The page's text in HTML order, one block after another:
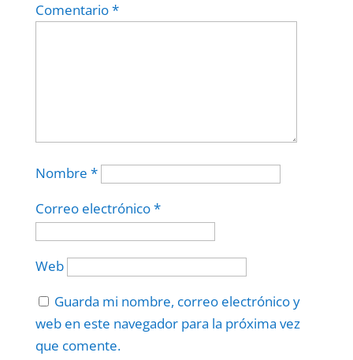
Comentario*
Nombre *
Correo electrónico*
Web
Guarda mi nombre, correo electrónico y
web en este navegador para la próxima vez
que comente.